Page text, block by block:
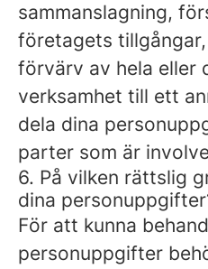
sammanslagning,
företagets
förvärv av hela eller
verksamhet till ett
dela dina
parter som är
6. På vilken rättslig
dina
För att kunna
personuppgifter